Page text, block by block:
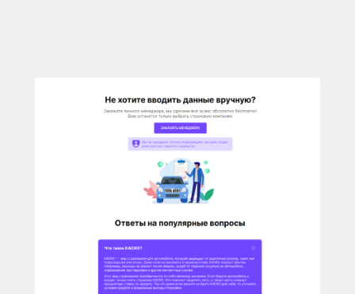
У ВАС ЕСТЬ САЙТ,
НО РЕКЛАМА НЕ ПРИНОСИТ
ЖЕЛАЕМОГО КОЛИЧЕСТВА
ЗАЯВОК?